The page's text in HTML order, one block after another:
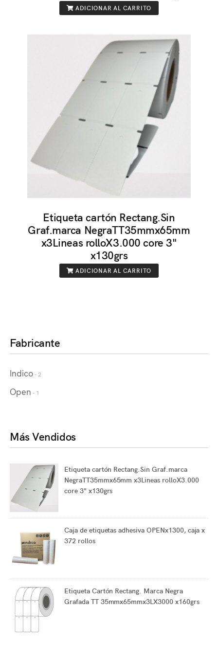
ADICIONAR AL CARRITO
Etiqueta cartón Rectang.Sin
Graf.marca NegraTT35mmx65mm
x3Lineas rolloX3.000 core 3"
x130grs
ADICIONAR AL CARRITO
Fabricante
Indico- 2
Open - 1
Más Vendidos
Etiqueta cartón Rectang.Sin Graf.marca
NegraTT35mmx65mm x3Lineas rolloX3.000
core 3" x130grs
Caja de etiquetas adhesiva OPENx1300, caja x
372 rollos
Etiqueta Cartón Rectang. Marca Negra
Grafada TT 35mmx65mmx3LX3000 x160grs